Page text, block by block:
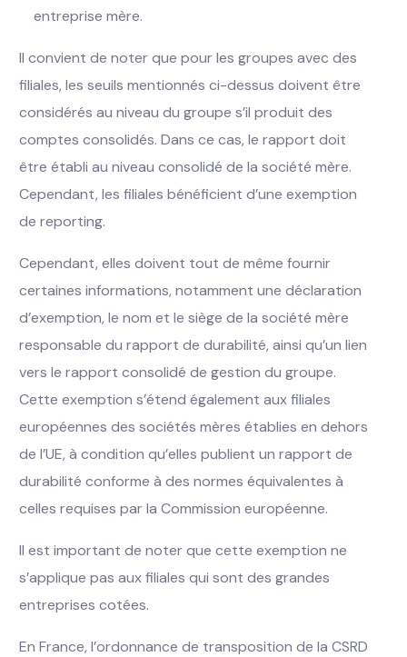
entreprise mère.
Il convient de noter que pour les groupes avec des
filiales, les seuils mentionnés ci-dessus doivent être
considérés au niveau du groupe s’il produit des
comptes consolidés. Dans ce cas, le rapport doit
être établi au niveau consolidé de la société mère.
Cependant, les filiales bénéficient d’une exemption
de reporting.
Cependant, elles doivent tout de même fournir
certaines informations, notamment une déclaration
d’exemption, le nom et le siège de la société mère
responsable du rapport de durabilité, ainsi qu’un lien
vers le rapport consolidé de gestion du groupe.
Cette exemption s’étend également aux filiales
européennes des sociétés mères établies en dehors
de l’UE, à condition qu’elles publient un rapport de
durabilité conforme à des normes équivalentes à
celles requises par la Commission européenne.
Il est important de noter que cette exemption ne
s’applique pas aux filiales qui sont des grandes
entreprises cotées.
En France, l’ordonnance de transposition de la CSRD